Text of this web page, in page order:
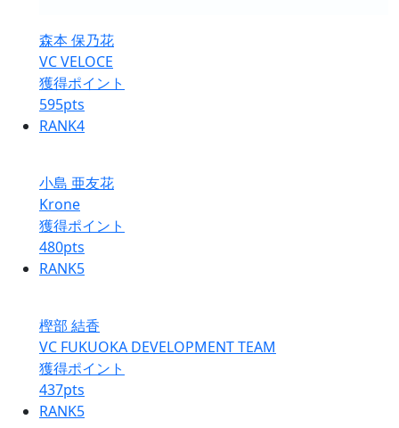
森本 保乃花
VC VELOCE
獲得ポイント
595pts
RANK4
小島 亜友花
Krone
獲得ポイント
480pts
RANK5
樫部 結香
VC FUKUOKA DEVELOPMENT TEAM
獲得ポイント
437pts
RANK5